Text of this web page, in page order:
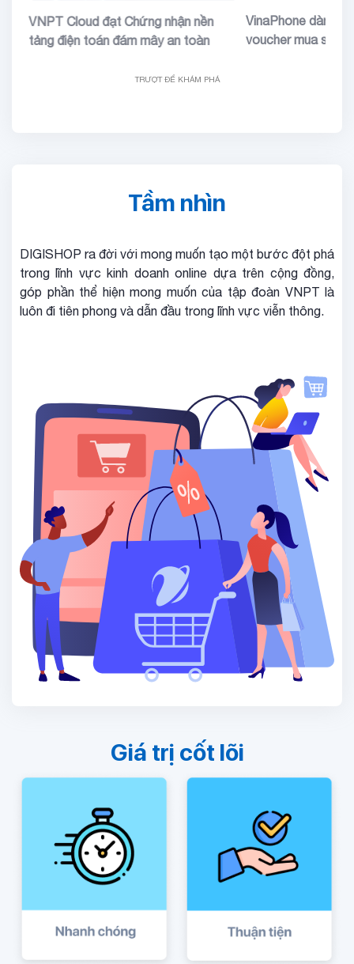
VNPT Cloud đạt Chứng nhận nền
tảng điện toán đám mây an toàn
VinaPhone dành
voucher mua sắm
TRƯỢT ĐỂ KHÁM PHÁ
Tầm nhìn
DIGISHOP ra đời với mong muốn tạo một bước đột phá
trong lĩnh vực kinh doanh online dựa trên cộng đồng,
góp phần thể hiện mong muốn của tập đoàn VNPT là
luôn đi tiên phong và dẫn đầu trong lĩnh vực viễn thông.
Giá trị cốt lõi